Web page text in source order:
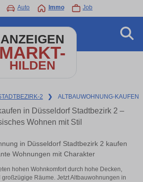
Auto Immo Job
ANZEIGEN
MARKT-
HILDEN
2 ❯ ALTBAUWOHNUNG-KAUFEN
in Düsseldorf Stadtbezirk 2 –
Wohnen mit Stil
in Düsseldorf Stadtbezirk 2 kaufen
Wohnungen mit Charakter
hohen Wohnkomfort durch hohe Decken,
Räume. Jetzt Altbauwohnungen in